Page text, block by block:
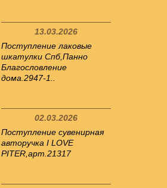
13.03.2026
Поступление лаковые
шкатулки Спб,Панно
Благословление
дома.2947-1..
02.03.2026
Поступление сувенирная
авторучка I LOVE
PITER,арт.21317